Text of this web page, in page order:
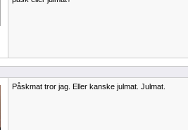
Påskmat tror jag. Eller kanske julmat. Julmat.